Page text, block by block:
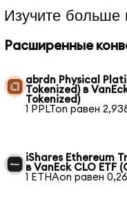
Изучите больше
Расширенные
abrdn Physical
Tokenized) в
Tokenized)
1 PPLTon равен
iShares Ethereum
в VanEck CLO ETF
1 ETHAon равен